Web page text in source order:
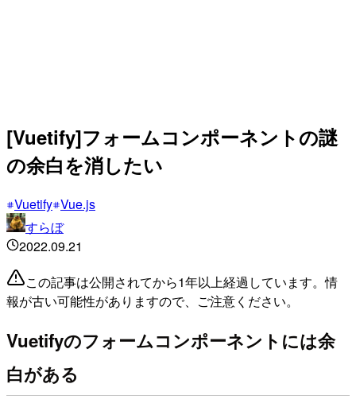
[Vuetify]フォームコンポーネントの謎
の余白を消したい
Vuetify Vue.js
すらぼ
2022.09.21
この記事は公開されてから1年以上経過しています。情
報が古い可能性がありますので、ご注意ください。
Vuetifyのフォームコンポーネントには余
白がある